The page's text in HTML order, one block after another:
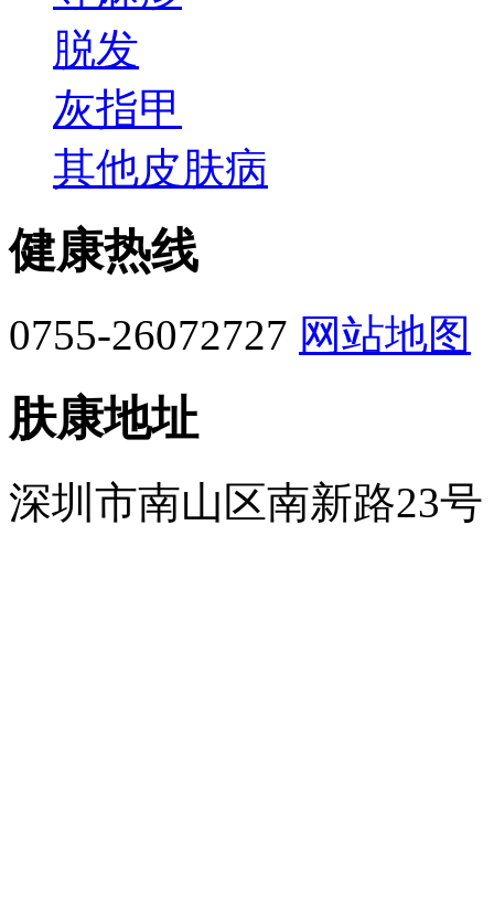
脱发
灰指甲
其他皮肤病
健康热线
0755-26072727 网站地图
肤康地址
深圳市南山区南新路23